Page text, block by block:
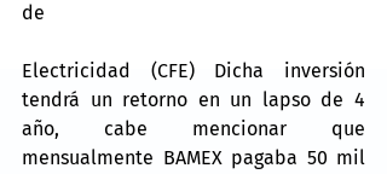
de
Electricidad (CFE) Dicha inversión
tendrá un retorno en un lapso de 4
año, cabe mencionar que
mensualmente BAMEX pagaba 50 mil